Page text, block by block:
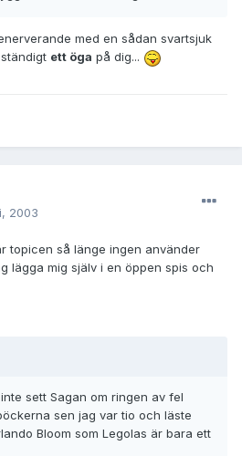
med en sådan svartsjuk
ett öga på dig...
2003
topicen så länge ingen använder
lägga mig själv i en öppen spis och
sett Sagan om ringen av fel
sen jag var tio och läste
Bloom som Legolas är bara ett